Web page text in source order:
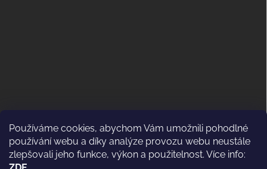
Používáme cookies, abychom Vám umožnili pohodlné
používání webu a díky analýze provozu webu neustále
zlepšovali jeho funkce, výkon a použitelnost. Více info:
ODSTOUPENÍ OD KUPNÍ SMLOUVY
(VRÁCENÍ)